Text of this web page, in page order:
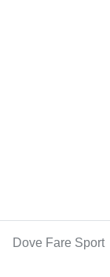
Dove Fare Sport